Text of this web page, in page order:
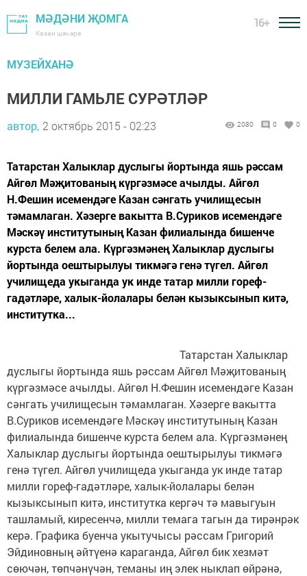
МӘДӘНИ ҖОМГА
Казан шәһәре
16+
МУЗЕЙХАНӘ
МИЛЛИ ГАМЬЛЕ СУРӘТЛӘР
автор, 2 октябрь 2015 - 02:23 2080 0 0
Татарстан Халыклар дуслыгы йортында яшь рәссам
Айгөл Мәҗитованың күргәзмәсе ачылды. Айгөл
Н.Фешин исемендәге Казан сәнгать училищесын
тәмамлаган. Хәзерге вакытта В.Суриков исемендәге
Мәскәү институтының Казан филиалында бишенче
курста белем ала. Күргәзмәнең Халыклар дуслыгы
йортында оештырылуы тикмәгә генә түгел. Айгөл
училищеда укыганда ук инде татар милли гореф-
гадәтләре, халык-йолалары белән кызыксынып китә,
институтка...
Татарстан Халыклар
дуслыгы йортында яшь рәссам Айгөл Мәҗитованың
күргәзмәсе ачылды. Айгөл Н.Фешин исемендәге Казан
сәнгать училищесын тәмамлаган. Хәзерге вакытта
В.Суриков исемендәге Мәскәү институтының Казан
филиалында бишенче курста белем ала. Күргәзмәнең
Халыклар дуслыгы йортында оештырылуы тикмәгә
генә түгел. Айгөл училищеда укыганда ук инде татар
милли гореф-гадәтләре, халык-йолалары белән
кызыксынып китә, институтка кергәч тә мавыгуын
ташламый, киресенчә, милли темага тагын да тирәнрәк
керә. Графика буенча укытучысы рәссам Григорий
Эйдиновның әйтүенә караганда, Айгөл бик хезмәт
сөючән, төпчәнүчән, теманы иң элек ныклап өйрәнә,